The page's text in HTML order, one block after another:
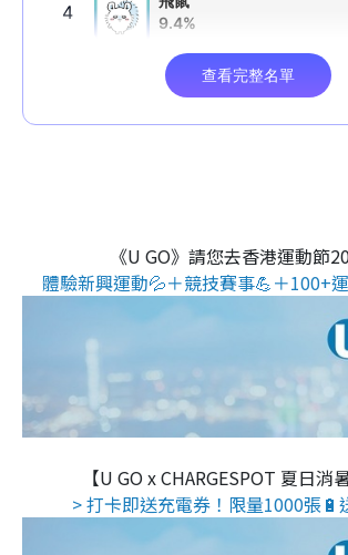
《U GO》請您去香港運動節
體驗新興運動💦＋競技賽事💪＋100+
【U GO x CHARGESPOT 夏日消暑
> 打卡即送充電券！限量1000張🔋